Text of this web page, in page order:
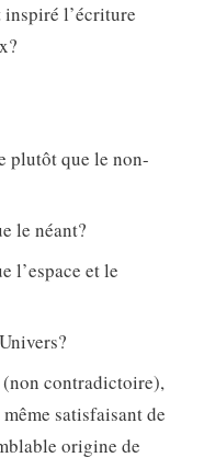
l’écriture
plutôt que le non-
le néant?
l’espace et le
(non contradictoire),
satisfaisant de
origine de